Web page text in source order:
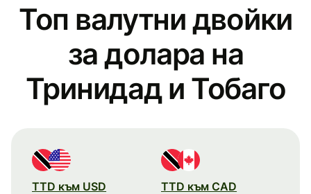
Топ валутни двойки
за долара на
Тринидад и Тобаго
TTD към USD TTD към CAD